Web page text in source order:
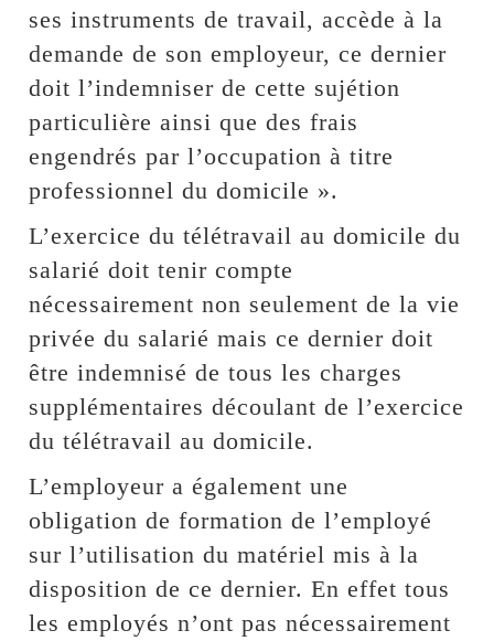
ses instruments de travail, accède à la
demande de son employeur, ce dernier
doit l’indemniser de cette sujétion
particulière ainsi que des frais
engendrés par l’occupation à titre
professionnel du domicile ».
L’exercice du télétravail au domicile du
salarié doit tenir compte
nécessairement non seulement de la vie
privée du salarié mais ce dernier doit
être indemnisé de tous les charges
supplémentaires découlant de l’exercice
du télétravail au domicile.
L’employeur a également une
obligation de formation de l’employé
sur l’utilisation du matériel mis à la
disposition de ce dernier. En effet tous
les employés n’ont pas nécessairement